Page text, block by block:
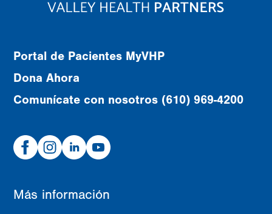
Portal de Pacientes MyVHP
Dona Ahora
Comunícate con nosotros (610) 969-4200
FacebookInstagram
Linked
In
Youtube
Más información